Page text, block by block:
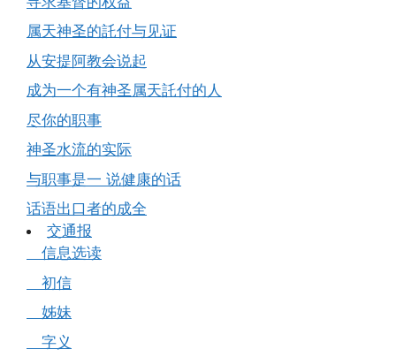
属天神圣的託付与见证
从安提阿教会说起
成为一个有神圣属天託付的人
尽你的职事
神圣水流的实际
与职事是一 说健康的话
话语出口者的成全
交通报
信息选读
初信
姊妹
字义